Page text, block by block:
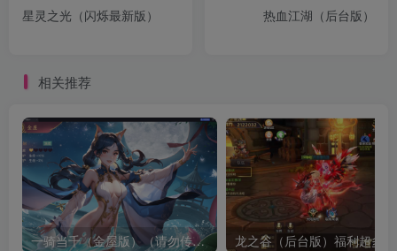
星灵之光（闪烁最新版）
热血江湖（后台版）
相关推荐
一骑当千（金屋版）（请勿传播宣传谢谢了，有点儿违禁） 龙之谷（后台版）福利超多